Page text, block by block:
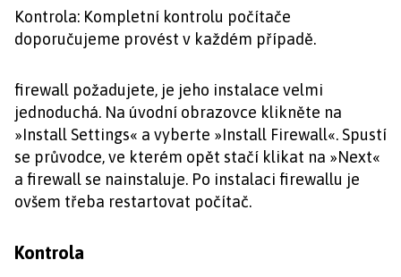
Kontrola: Kompletní kontrolu počítače
doporučujeme provést v každém případě.
firewall požadujete, je jeho instalace velmi
jednoduchá. Na úvodní obrazovce klikněte na
»Install Settings« a vyberte »Install Firewall«. Spustí
se průvodce, ve kterém opět stačí klikat na »Next«
a firewall se nainstaluje. Po instalaci firewallu je
ovšem třeba restartovat počítač.
Kontrola